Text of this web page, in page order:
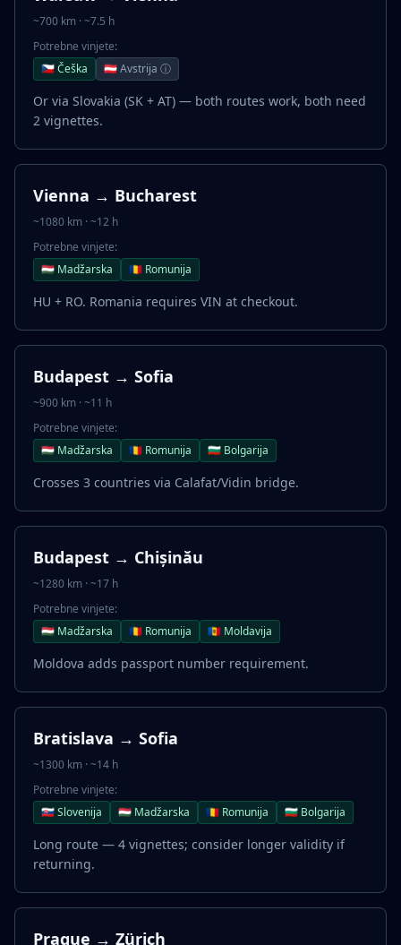
~700 km · ~7.5 h
Potrebne vinjete:
🇨🇿 Češka
🇦🇹 Avstrija ⓘ
Or via Slovakia (SK + AT) — both routes work, both need
2 vignettes.
Vienna → Bucharest
~1080 km · ~12 h
Potrebne vinjete:
🇭🇺 Madžarska
🇷🇴 Romunija
HU + RO. Romania requires VIN at checkout.
Budapest → Sofia
~900 km · ~11 h
Potrebne vinjete:
🇭🇺 Madžarska
🇷🇴 Romunija 🇧🇬 Bolgarija
Crosses 3 countries via Calafat/Vidin bridge.
Budapest → Chișinău
~1280 km · ~17 h
Potrebne vinjete:
🇭🇺 Madžarska
🇷🇴 Romunija 🇲🇩 Moldavija
Moldova adds passport number requirement.
Bratislava → Sofia
~1300 km · ~14 h
Potrebne vinjete:
🇸🇰 Slovenija
🇭🇺 Madžarska 🇷🇴 Romunija 🇧🇬 Bolgarija
Long route — 4 vignettes; consider longer validity if
returning.
Prague → Zürich